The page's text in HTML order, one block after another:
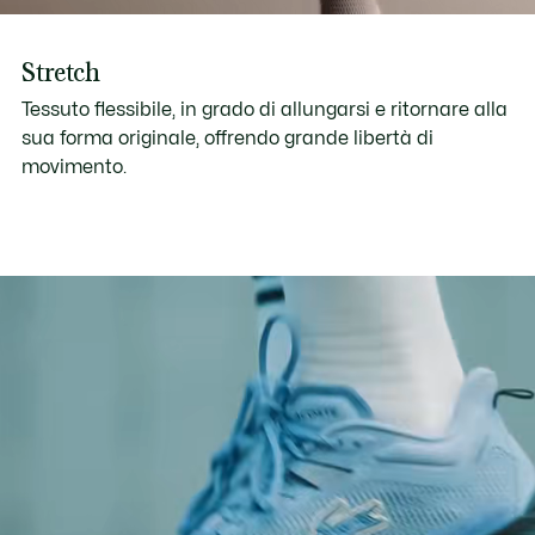
Stretch
Tessuto flessibile, in grado di allungarsi e ritornare alla
sua forma originale, offrendo grande libertà di
movimento.